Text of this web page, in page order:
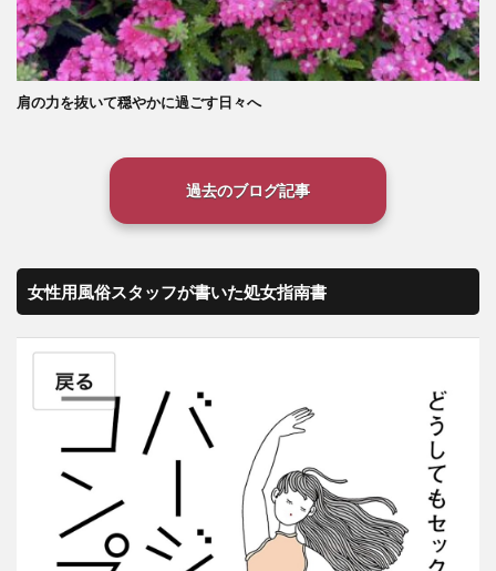
肩の力を抜いて穏やかに過ごす日々へ
過去のブログ記事
女性用風俗スタッフが書いた処女指南書